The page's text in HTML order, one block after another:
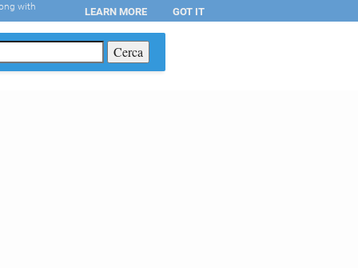
with LEARN MORE GOT IT